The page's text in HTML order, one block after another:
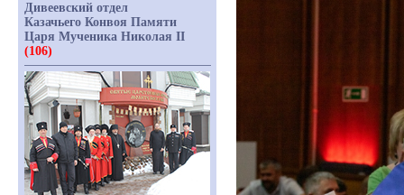
Дивеевский отдел
Казачьего Конвоя Памяти
Царя Мученика Николая II
(106)